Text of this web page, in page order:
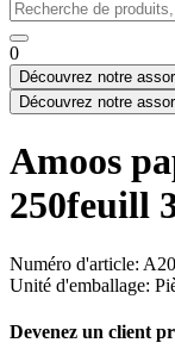
0
Découvrez notre
Découvrez notre
Amoos
250feuill
Numéro d'article:
Unité d'emballage:
Devenez un client